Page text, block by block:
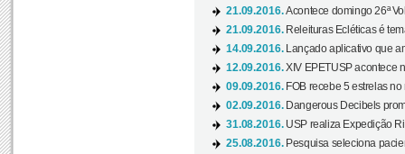
21.09.2016.Acontece domingo 26ª
21.09.2016. Releituras Ecléticas é
14.09.2016.
Lançado aplicativo que
12.09.2016.XIV EPETUSP acontece
09.09.2016. FOB recebe 5 estrelas
02.09.2016. Dangerous Decibels
31.08.2016. USP realiza Expedição
25.08.2016. Pesquisa seleciona